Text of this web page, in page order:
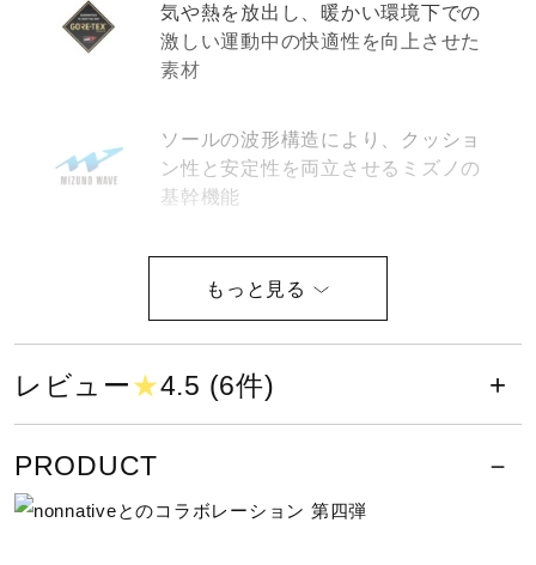
ジュニア／キッズ
コラボ／ライセンス
気や熱を放出し、暖かい環境下での
激しい運動中の快適性を向上させた
素材
ソールの波形構造により、クッショ
ン性と安定性を両立させるミズノの
基幹機能
ソール素材
サイズ
レビュー★4.5 (6件)
PRODUCT